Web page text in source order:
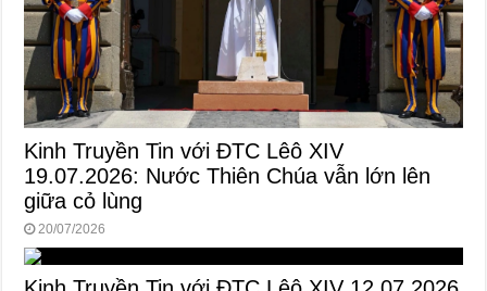
Kinh Truyền Tin với ĐTC Lêô XIV
19.07.2026: Nước Thiên Chúa vẫn lớn lên
giữa cỏ lùng
20/07/2026